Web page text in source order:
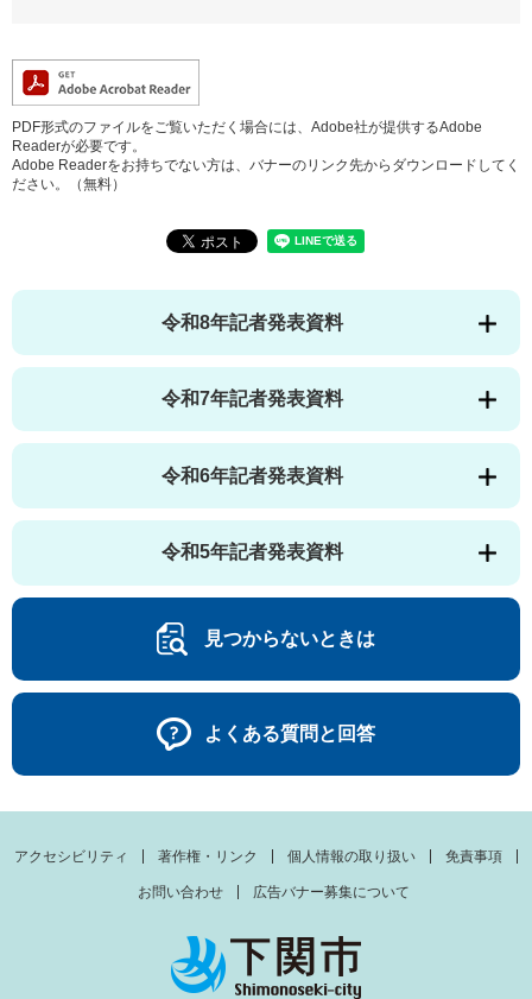
PDF形式のファイルをご覧いただく場合には、Adobe社が提供するAdobe
Readerが必要です。
Adobe Readerをお持ちでない方は、バナーのリンク先からダウンロードしてく
ださい。（無料）
令和8年記者発表資料
令和7年記者発表資料
令和6年記者発表資料
令和5年記者発表資料
見つからないときは
よくある質問と回答
アクセシビリティ 著作権・リンク 個人情報の取り扱い 免責事項
お問い合わせ 広告バナー募集について